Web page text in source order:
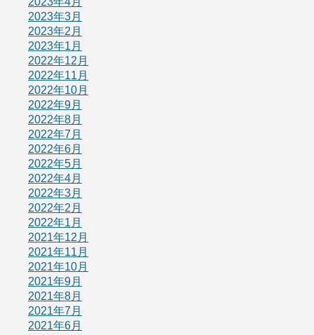
2023年3月
2023年2月
2023年1月
2022年12月
2022年11月
2022年10月
2022年9月
2022年8月
2022年7月
2022年6月
2022年5月
2022年4月
2022年3月
2022年2月
2022年1月
2021年12月
2021年11月
2021年10月
2021年9月
2021年8月
2021年7月
2021年6月